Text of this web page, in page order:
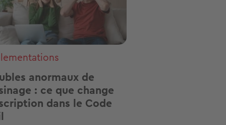
anormaux de
: ce que change
dans le Code